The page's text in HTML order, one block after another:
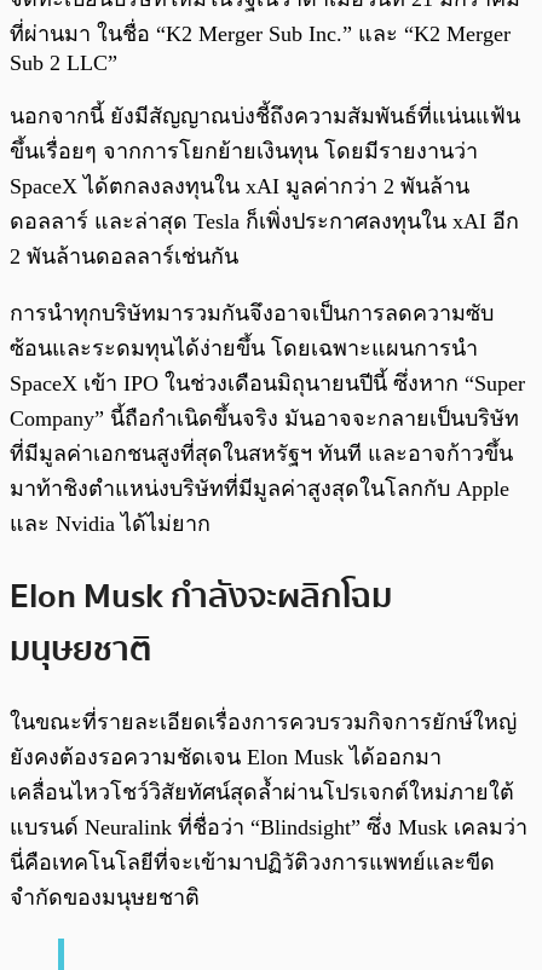
ที่ผ่านมา ในชื่อ “K2 Merger Sub Inc.” และ “K2 Merger
Sub 2 LLC”
นอกจากนี้ ยังมีสัญญาณบ่งชี้ถึงความสัมพันธ์ที่แน่นแฟ้น
ขึ้นเรื่อยๆ จากการโยกย้ายเงินทุน โดยมีรายงานว่า
SpaceX ได้ตกลงลงทุนใน xAI มูลค่ากว่า 2 พันล้าน
ดอลลาร์ และล่าสุด Tesla ก็เพิ่งประกาศลงทุนใน xAI อีก
2 พันล้านดอลลาร์เช่นกัน
การนำทุกบริษัทมารวมกันจึงอาจเป็นการลดความซับ
ซ้อนและระดมทุนได้ง่ายขึ้น โดยเฉพาะแผนการนำ
SpaceX เข้า IPO ในช่วงเดือนมิถุนายนปีนี้ ซึ่งหาก “Super
Company” นี้ถือกำเนิดขึ้นจริง มันอาจจะกลายเป็นบริษัท
ที่มีมูลค่าเอกชนสูงที่สุดในสหรัฐฯ ทันที และอาจก้าวขึ้น
มาท้าชิงตำแหน่งบริษัทที่มีมูลค่าสูงสุดในโลกกับ Apple
และ Nvidia ได้ไม่ยาก
Elon Musk กำลังจะผลิกโฉม
มนุษยชาติ
ในขณะที่รายละเอียดเรื่องการควบรวมกิจการยักษ์ใหญ่
ยังคงต้องรอความชัดเจน Elon Musk ได้ออกมา
เคลื่อนไหวโชว์วิสัยทัศน์สุดล้ำผ่านโปรเจกต์ใหม่ภายใต้
แบรนด์ Neuralink ที่ชื่อว่า “Blindsight” ซึ่ง Musk เคลมว่า
นี่คือเทคโนโลยีที่จะเข้ามาปฏิวัติวงการแพทย์และขีด
จำกัดของมนุษยชาติ